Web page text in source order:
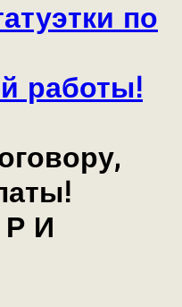
по
работы!
Р И